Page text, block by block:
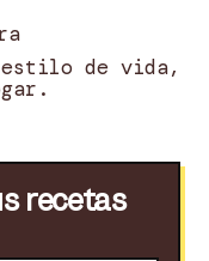
estilo de vida,
recetas